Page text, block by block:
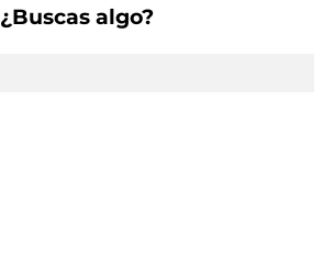
¿Buscas algo?